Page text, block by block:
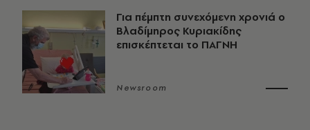
Για πέμπτη συνεχόμενη χρονιά ο
Βλαδίμηρος Κυριακίδης
επισκέπτεται το ΠΑΓΝΗ
Newsroom